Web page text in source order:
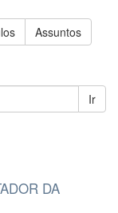
Assuntos
Ir
DA